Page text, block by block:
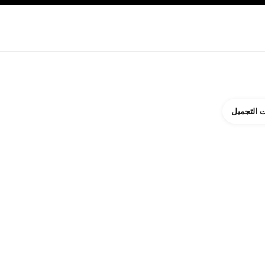
التجميل